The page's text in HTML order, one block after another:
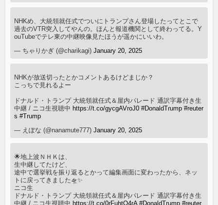
NHKめ、大統領就任式でついにトランプさん登場したってとこで
過去のVTR突入してやんの。ほんと報道機関として終わってる。Y
ouTubeでテレ東の中継映像見たほうが遥かにいいわ。
— ちゃりかぎ (@charikagi)January 20, 2025
NHKが放送切ったとかコメントあるけどまじか？
こっちで見れるよー
ドナルド・トランプ 大統領就任式＆屋内パレード 通訳字幕付き生
中継 / ニコ生視聴中 https://t.co/gycgAVroJ0 #DonaldTrump #reuter
s #Trump
— えぽな (@nanamute777)January 20, 2025
🌟地上波ＮＨＫは、
生中継してたけど、
途中で選挙戦を振り返るとかって編集画面に変わったから、ネッ
トに戻ってきました🛸✨
ニコ生
ドナルド・トランプ 大統領就任式＆屋内パレード 通訳字幕付き生
中継 / ニコ生視聴中 https://t.co/0rFuhtO4rA #DonaldTrump #reuter